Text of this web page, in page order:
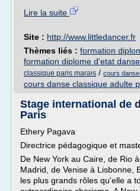
Lire la suite
Site : http://www.littledancer.fr
Thèmes liés : formation
formation diplome d'etat
classique paris marais / cours
cours danse classique adulte
Stage international de
Paris
Ethery Pagava
Directrice pédagogique et
De New York au Caire, de Rio
Madrid, de Venise à Lisbonne,
les plus grands rôles qu'elle a